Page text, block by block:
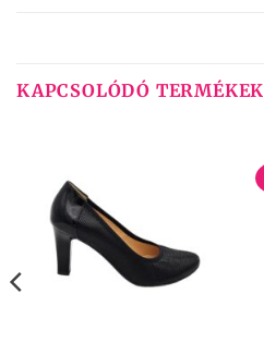
KAPCSOLÓDÓ TERMÉKEK